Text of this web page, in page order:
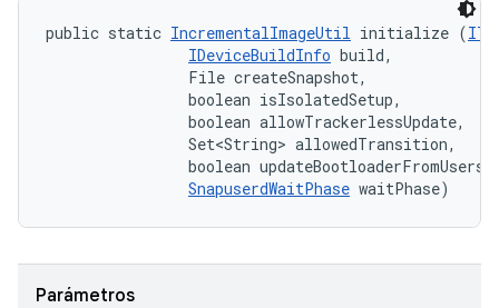
public static IncrementalImageUtil initialize (
IDeviceBuildInfo build,
                File createSnapshot,
                boolean isIsolatedSetup,
                boolean allowTrackerlessUpdate,
                Set<String> allowedTransition,
boolean
SnapuserdWaitPhase waitPhase)
Parámetros